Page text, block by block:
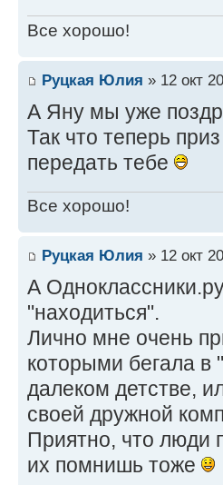
Все хорошо!
Руцкая Юлия » 12 окт
А Яну мы уже
Так что теперь
передать тебе
Все хорошо!
Руцкая Юлия » 12 окт
А
"находиться".
Лично мне очень
которыми бегала в
далеком детстве,
своей дружной
Приятно, что люди
их помнишь тоже